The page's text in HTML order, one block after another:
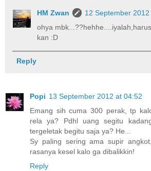
HM Zwan
12 September
ohya
kan :D
Reply
Popi 13 September 2012 at 04:52
Emang sih cuma 300 perak, tp
rela ya? Pdhl uang segitu
tergeletak begitu saja ya? He...
Sy paling sering ama supir
rasanya kesel kalo ga dibalikkin!
Reply